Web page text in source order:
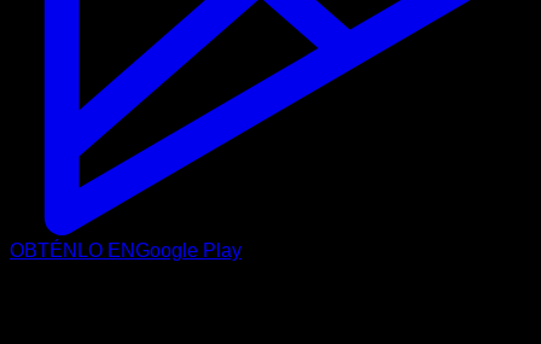
OBTÉNLO ENGoogle Play